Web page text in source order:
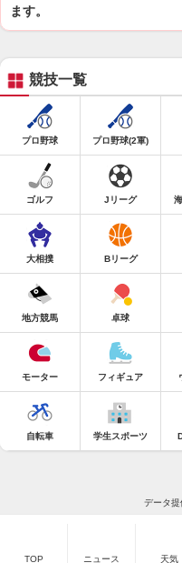
ます。
競技一覧
プロ野球 プロ野球(2軍)
ゴルフ Jリーグ
大相撲 Bリーグ
地方競馬 卓球
モーター フィギュア
自転車 学生スポーツ
データ
TOP ニュース 天気